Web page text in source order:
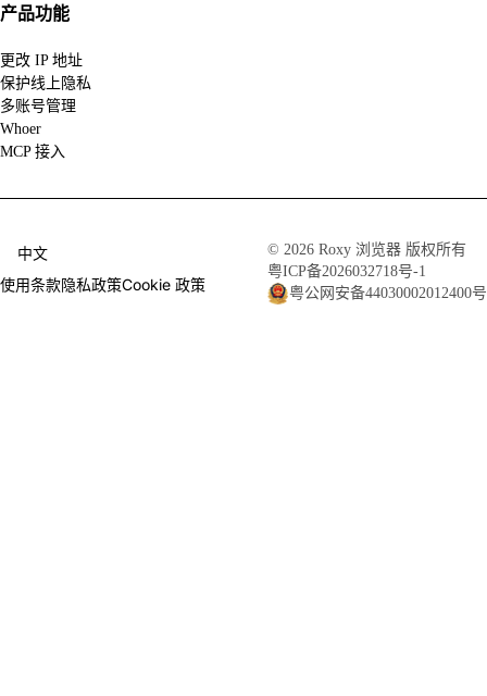
产品功能
更改 IP 地址
保护线上隐私
多账号管理
Whoer
MCP 接入
中文
使用条款隐私政策Cookie 政策
© 2026 Roxy 浏览器 版权所有
粤ICP备2026032718号-1
粤公网安备44030002012400号